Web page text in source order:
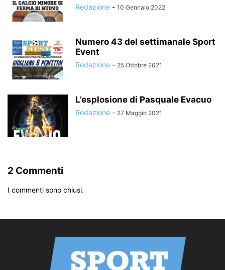
Redazione - 10 Gennaio 2022
Numero 43 del settimanale Sport
Event
Redazione - 25 Ottobre 2021
L’esplosione di Pasquale Evacuo
Redazione - 27 Maggio 2021
2 Commenti
I commenti sono chiusi.